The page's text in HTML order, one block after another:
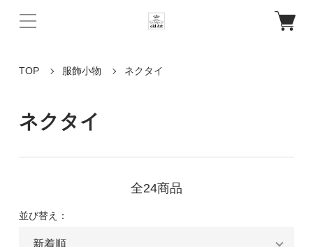
TOP 服飾小物 ネクタイ
ネクタイ
全24商品
並び替え：